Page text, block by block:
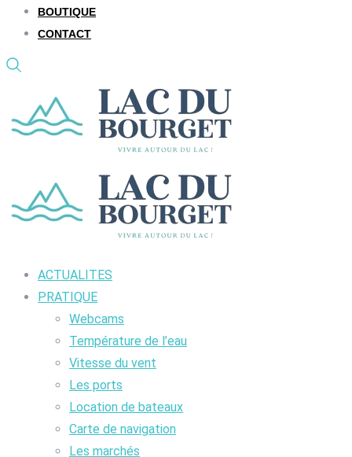
BOUTIQUE
CONTACT
ACTUALITES
PRATIQUE
Webcams
Température de l’eau
Vitesse du vent
Les ports
Location de bateaux
Carte de navigation
Les marchés